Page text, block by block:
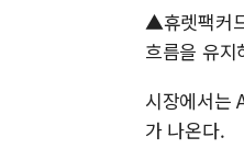
▲휴렛팩커
흐름을 유지
시장에서는
가 나온다.